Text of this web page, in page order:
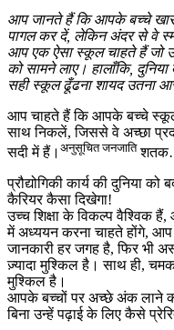
आप जानते हैं कि आपके बच्चे
पागल कर दें, लेकिन अंदर से वे
आप एक ऐसा स्कूल चाहते हैं जो
को सामने लाए। हालाँकि,
सही स्कूल ढूँढना शायद उतना
आप चाहते हैं कि आपके बच्चे
साथ निकलें, जिससे वे अच्छा
सदी में हैं। अनुसूचित जनजाति
प्रौद्योगिकी कार्य की दुनिया
कैरियर कैसा दिखेगा!
उच्च शिक्षा के विकल्प वैश्विक हैं,
में अध्ययन करना चाहते होंगे, आप
जानकारी हर जगह है, फिर भी
ज़्यादा मुश्किल है। साथ ही,
मुश्किल है।
आपके बच्चों पर अच्छे अंक लाने
बिना उन्हें पढ़ाई के लिए कैसे